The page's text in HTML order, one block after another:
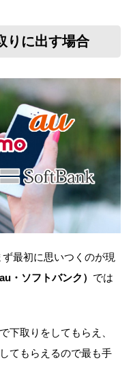
りに出す場合
最初に思いつくのが現
・ソフトバンク） では
下取りをしてもらえ、
てもらえるので最も手